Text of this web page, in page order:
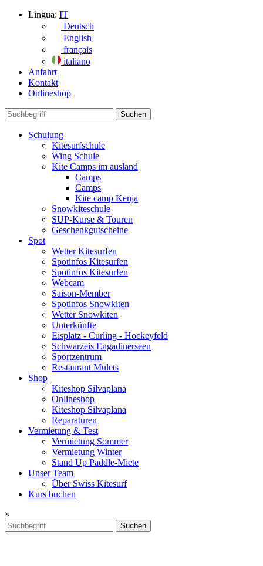
Lingua: IT
Deutsch
English
français
italiano
Anfahrt
Kontakt
Onlineshop
Schulung
Kitesurfschule
Wing Schule
Kite Camps im ausland
Camps
Camps
Kite camp Kenja
Snowkiteschule
SUP-Kurse & Touren
Geschenkgutscheine
Spot
Wetter Kitesurfen
Spotinfos Kitesurfen
Spotinfos Kitesurfen
Webcam
Saison-Member
Spotinfos Snowkiten
Wetter Snowkiten
Unterkünfte
Eisplatz - Curling - Hockeyfeld
Schwarzeis Engadinerseen
Sportzentrum
Restaurant Mulets
Shop
Kiteshop Silvaplana
Onlineshop
Kiteshop Silvaplana
Reparaturen
Vermietung & Test
Vermietung Sommer
Vermietung Winter
Stand Up Paddle-Miete
Unser Team
Über Swiss Kitesurf
Kurs buchen
×